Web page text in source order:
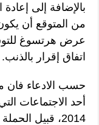
بالإضافة إلى
من المتوقع أن
عرض هرتسوغ
اتفاق إقرار بالذنب.
حسب الادعاء
2014، قبيل الحملة الانتخابية للكنيست العشرين.